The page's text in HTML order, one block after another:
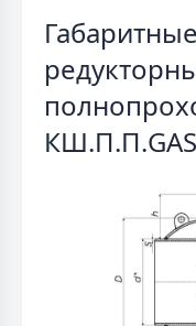
КШ.П.П.GAS